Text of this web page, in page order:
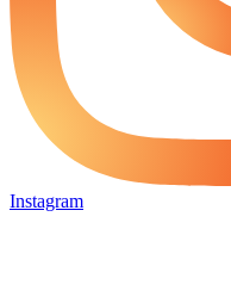
Instagram